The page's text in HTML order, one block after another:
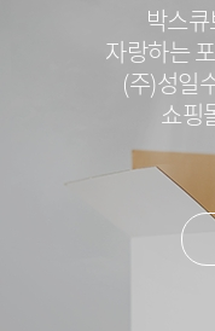
박스
자랑하는
(주)성일
쇼핑